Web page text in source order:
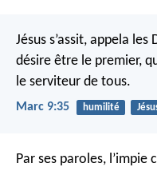
Jésus s’assit, appela
désire être le premier,
le serviteur de tous.
Marc 9:35 humilité
Par ses paroles, l’impie